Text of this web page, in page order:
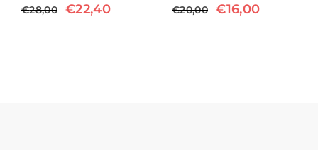
€28,00 €22,40
€20,00 €16,00